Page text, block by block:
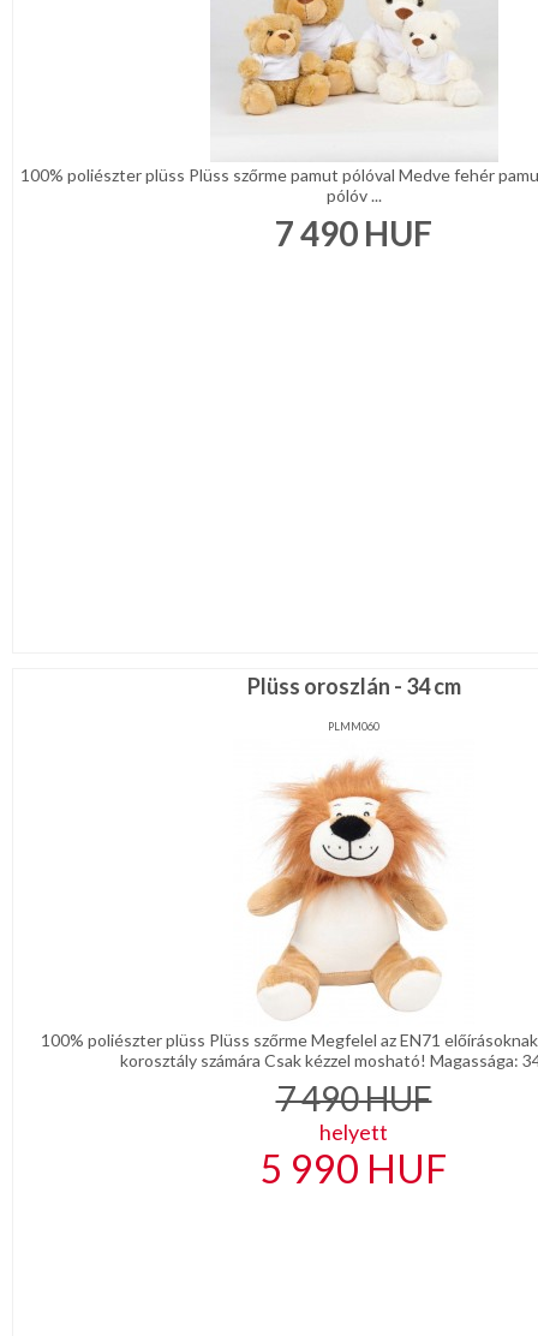
100% poliészter plüss Plüss szőrme pamut pólóval Medve fehér
pólóv ...
7 490 HUF
Plüss oroszlán - 34 cm
PLMM060
100% poliészter plüss Plüss szőrme Megfelel az EN71
korosztály számára Csak kézzel mosható! Magassága:
7 490HUF
helyett
5 990 HUF